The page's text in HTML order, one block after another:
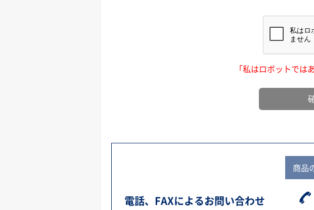
「私はロボットで
電話、FAXによるお問い合わせ
商品